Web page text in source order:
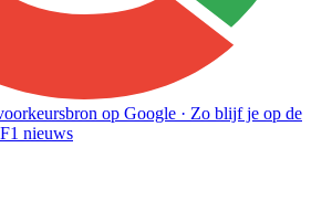
op Google · Zo blijf je op de
nieuws